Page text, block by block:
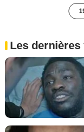
Les dernières